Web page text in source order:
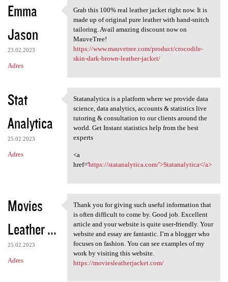
Emma
Jason
23.02.2023
Adres
Grab this 100% real leather
Grab this 100% real leather jacket right now. It is
made up of original pure leather with hand-snitch
tailoring. Avail amazing discount now on
MauveTree!
https://www.mauvetree.com/product/crocodile-
skin-dark-brown-leather-jacket/
Stat
Analytica
25.02.2023
Adres
Statanalytica is a platform
Statanalytica is a platform where we provide data
science, data analytics, accounts & statistics live
tutoring & consultation to our clients around the
world. Get Instant statistics help from the best
experts
<a
href='https://statanalytica.com/'>Statanalytica</a>
Movies
Leather ...
25.02.2023
Adres
Thank you for giving such
Thank you for giving such useful information that
is often difficult to come by. Good job. Excellent
article and your website is quite user-friendly. Your
website and essay are fantastic. I’m a blogger who
focuses on fashion. You can see examples of my
work by visiting this website.
https://moviesleatherjacket.com/